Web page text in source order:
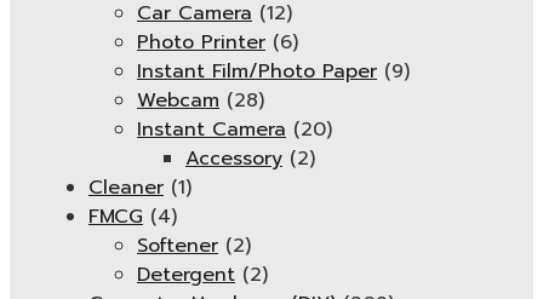
Car Camera (12)
Photo Printer (6)
Instant Film/Photo Paper (9)
Webcam (28)
Instant Camera (20)
Accessory (2)
Cleaner (1)
FMCG (4)
Softener (2)
Detergent (2)